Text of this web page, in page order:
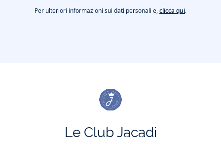
Per ulteriori informazioni sui dati personali e,clicca qui.
Le Club Jacadi